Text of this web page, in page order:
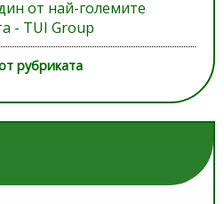
от най-големите
- TUI Group
рубриката